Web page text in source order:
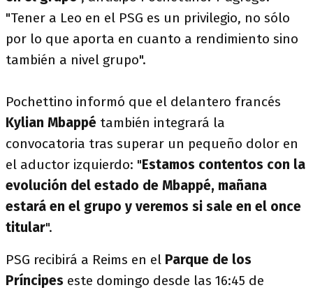
"Tener a Leo en el PSG es un privilegio, no sólo
por lo que aporta en cuanto a rendimiento sino
también a nivel grupo".
Pochettino informó que el delantero francés
Kylian Mbappé también integrará la
convocatoria tras superar un pequeño dolor en
el aductor izquierdo: "Estamos contentos con la
evolución del estado de Mbappé, mañana
estará en el grupo y veremos si sale en el once
titular".
PSG recibirá a Reims en el Parque de los
Príncipes este domingo desde las 16:45 de